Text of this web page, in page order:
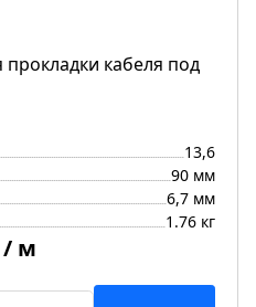
кабеля под
13,6
90 мм
6,7 мм
1.76 кг
/ м